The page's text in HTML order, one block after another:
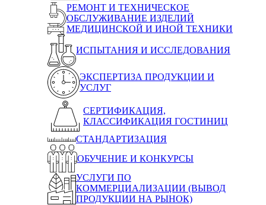
РЕМОНТ И ТЕХНИЧЕСКОЕ
ОБСЛУЖИВАНИЕ ИЗДЕЛИЙ
МЕДИЦИНСКОЙ И ИНОЙ ТЕХНИКИ
ИСПЫТАНИЯ И ИССЛЕДОВАНИЯ
ЭКСПЕРТИЗА ПРОДУКЦИИ И
УСЛУГ
СЕРТИФИКАЦИЯ,
КЛАССИФИКАЦИЯ ГОСТИНИЦ
СТАНДАРТИЗАЦИЯ
ОБУЧЕНИЕ И КОНКУРСЫ
УСЛУГИ ПО
КОММЕРЦИАЛИЗАЦИИ (ВЫВОД
ПРОДУКЦИИ НА РЫНОК)